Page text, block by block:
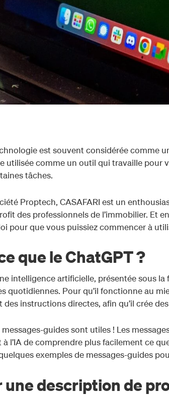
est souvent considérée comme
utilisée comme un outil qui travaille pour
tâches.
Proptech, CASAFARI est un
des professionnels de l’immobilier. Et
pour que vous puissiez commencer à
que le ChatGPT ?
intelligence artificielle, présentée sous la
quotidiennes. Pour qu’il fonctionne au
instructions directes, afin qu’il crée
messages-guides sont utiles ! Les
l’IA de comprendre plus facilement ce
exemples de messages-guides
une description de